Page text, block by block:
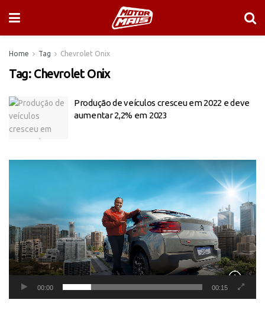
Home Tag Chevrolet Onix
Tag: Chevrolet Onix
Produção de veículos cresceu em 2022 e deve
aumentar 2,2% em 2023
00:00 00:15